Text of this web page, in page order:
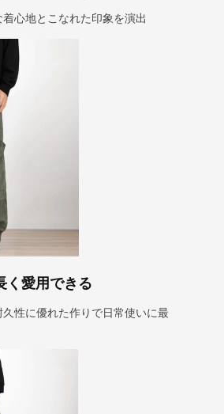
心地とこなれた印象を演出
く愛用できる
性に優れた作りで日常使いに最